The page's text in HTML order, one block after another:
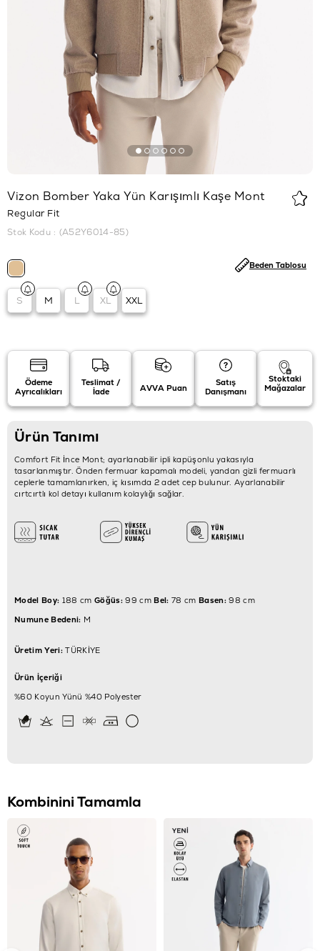
Vizon Bomber Yaka Yün Karışımlı Kaşe Mont
Regular Fit
Stok Kodu (A52Y6014-85)
S M L XL XXL
Beden Tablosu
Ödeme
Ayrıcalıkları
Teslimat /
İade
AVVA Puan
Satış
Danışmanı
Stoktaki
Mağazalar
Ürün Tanımı
Comfort Fit İnce Mont; ayarlanabilir ipli kapüşonlu yakasıyla
tasarlanmıştır. Önden fermuar kapamalı modeli, yandan gizli fermuarlı
ceplerle tamamlanırken, iç kısımda 2 adet cep bulunur. Ayarlanabilir
cırtcırtlı kol detayı kullanım kolaylığı sağlar.
Model Boy: 188 cm Göğüs:99 cmBel: 78 cm Basen:98 cm
Numune Bedeni: M
Üretim Yeri:TÜRKİYE
Ürün İçeriği
%60 Koyun Yünü %40 Polyester
Kombinini Tamamla